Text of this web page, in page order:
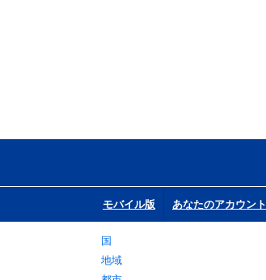
モバイル版 あなたのアカウント
国
地域